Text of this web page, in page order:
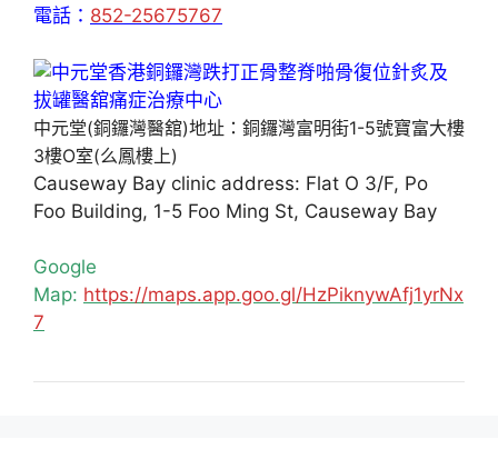
電話： 852-25675767
中元堂(銅鑼灣醫舘)地址：銅鑼灣富明街1-5號寶富大樓
3樓O室(么鳳樓上)
Causeway Bay clinic address: Flat O 3/F, Po
Foo Building, 1-5 Foo Ming St, Causeway Bay
Google
Map: https://maps.app.goo.gl/HzPiknywAfj1yrNx
7